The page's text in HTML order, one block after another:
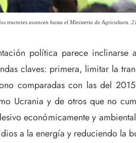
tractores avancen hasta el Ministerio de Agricultura.
política parece
claves: primera, limitar la
comparadas con las del
Ucrania y de otros que no
económicamente y
a la energía y reduciendo la